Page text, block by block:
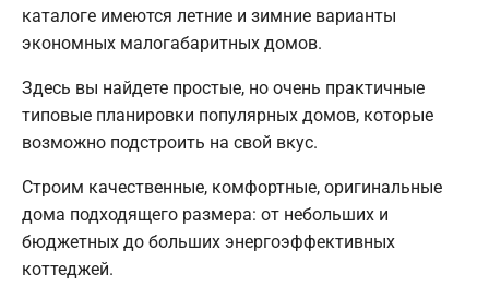
каталоге имеются летние и зимние варианты
экономных малогабаритных домов.
Здесь вы найдете простые, но очень практичные
типовые планировки популярных домов, которые
возможно подстроить на свой вкус.
Строим качественные, комфортные, оригинальные
дома подходящего размера: от небольших и
бюджетных до больших энергоэффективных
коттеджей.